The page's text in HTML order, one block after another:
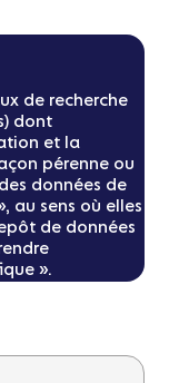
de recherche
dont
et la
pérenne ou
données de
au sens où elles
de données
».